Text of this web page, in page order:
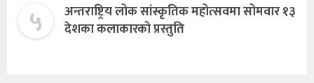
५
अन्तराष्ट्रिय लोक सांस्कृतिक महोत्सवमा सोमवार १३
देशका कलाकारको प्रस्तुति